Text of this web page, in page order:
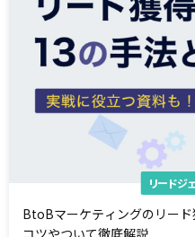
リードジ
BtoBマーケティングのリー
コツやついて徹底解説